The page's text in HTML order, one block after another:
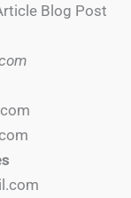
Blog Post